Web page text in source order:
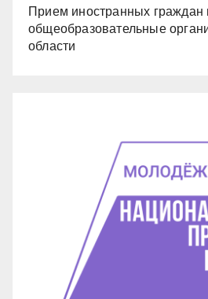
Прием иностранных граждан
общеобразовательные
области